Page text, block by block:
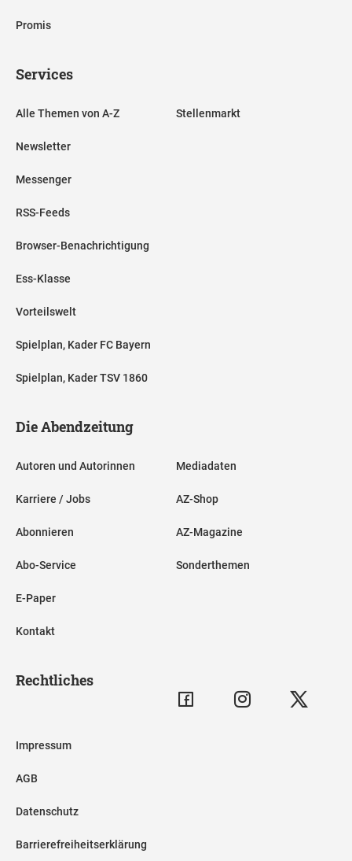
Promis
Services
Alle Themen von A-Z
Newsletter
Messenger
RSS-Feeds
Browser-Benachrichtigung
Ess-Klasse
Vorteilswelt
Spielplan, Kader FC Bayern
Spielplan, Kader TSV 1860
Stellenmarkt
Die Abendzeitung
Autoren und Autorinnen
Karriere / Jobs
Abonnieren
Abo-Service
E-Paper
Kontakt
Mediadaten
AZ-Shop
AZ-Magazine
Sonderthemen
Rechtliches
Impressum
AGB
Datenschutz
Barrierefreiheitserklärung